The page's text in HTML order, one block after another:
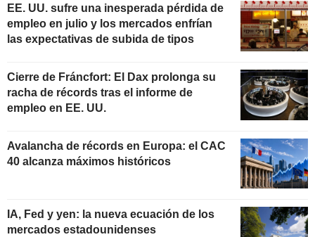
EE. UU. sufre una inesperada pérdida de
empleo en julio y los mercados enfrían
las expectativas de subida de tipos
Cierre de Fráncfort: El Dax prolonga su
racha de récords tras el informe de
empleo en EE. UU.
Avalancha de récords en Europa: el CAC
40 alcanza máximos históricos
IA, Fed y yen: la nueva ecuación de los
mercados estadounidenses